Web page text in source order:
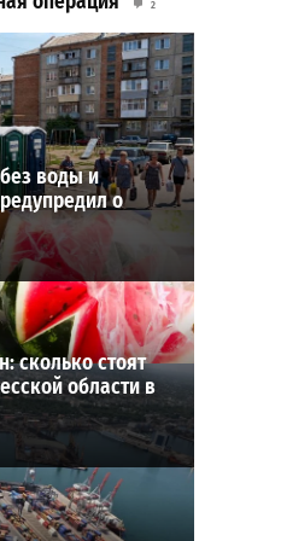
2
воды и
о
сколько стоят
области в